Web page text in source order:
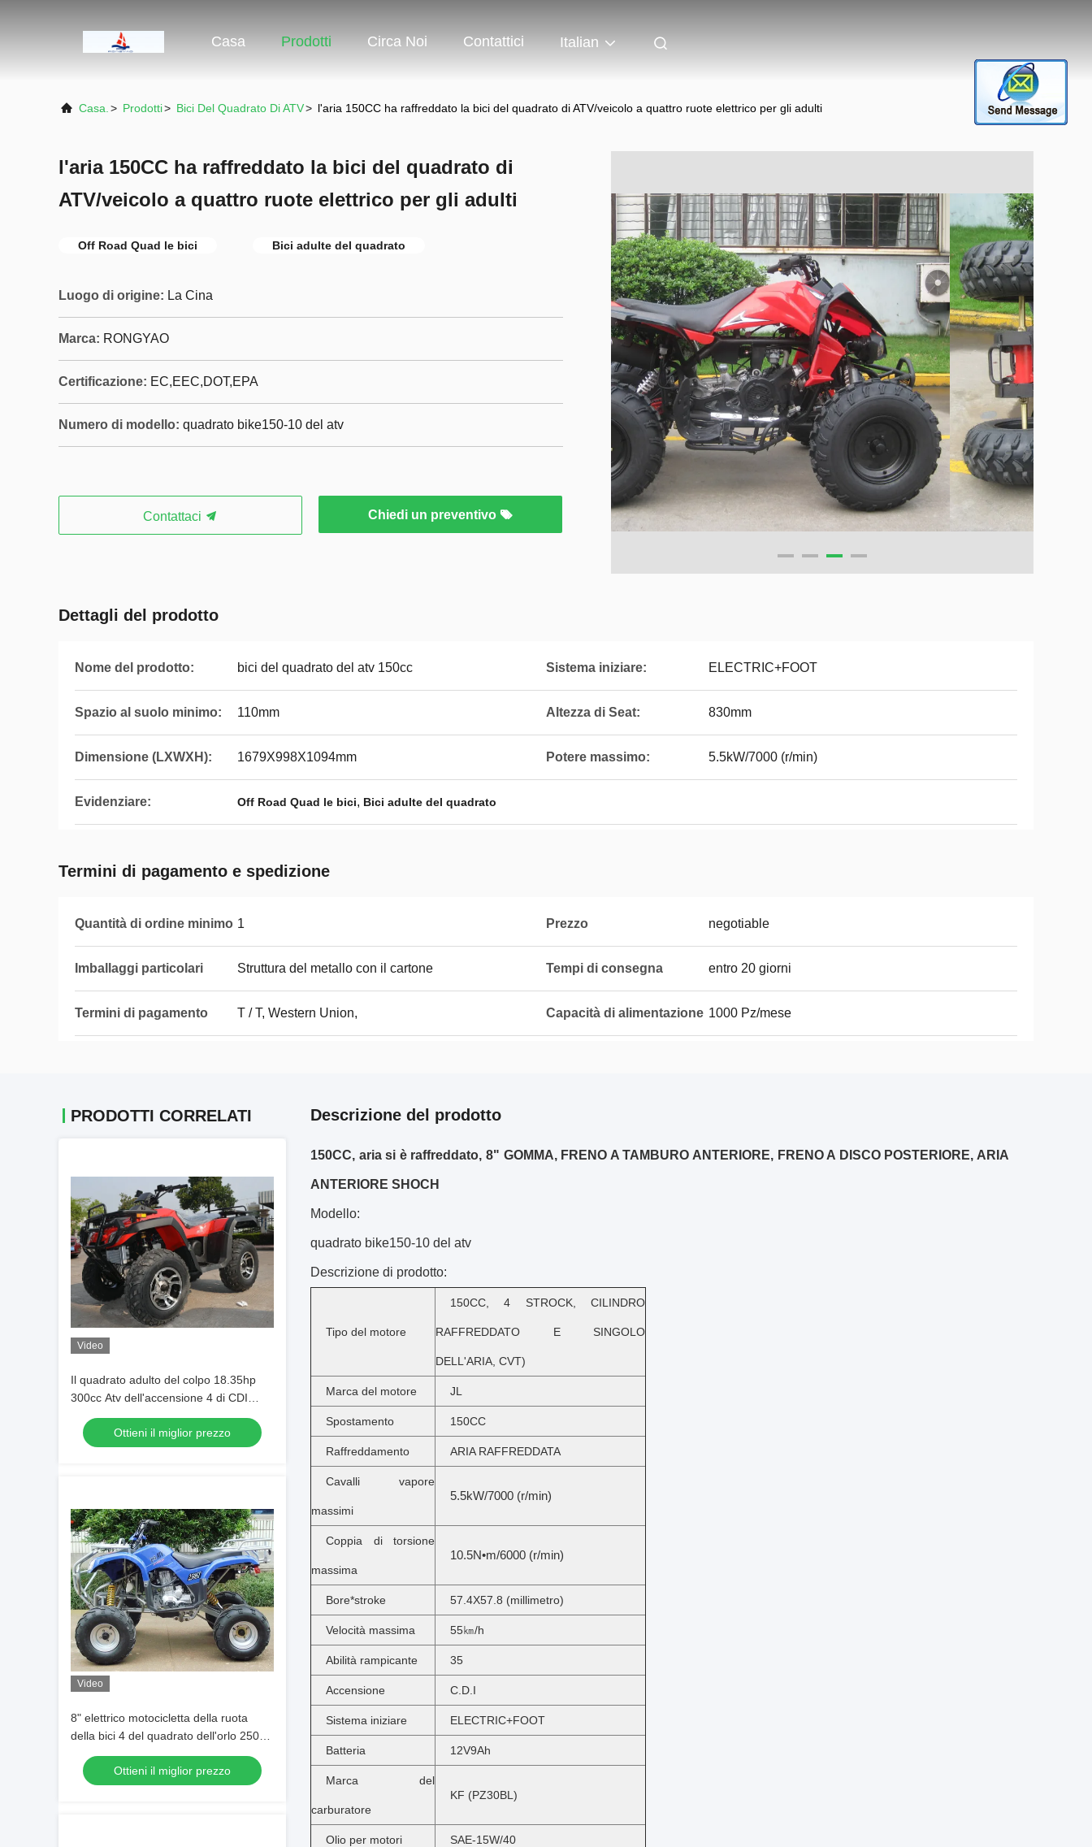
Casa Prodotti Circa Noi Contattici Italian
Casa. > Prodotti> Bici Del Quadrato Di ATV> l'aria 150CC ha raffreddato la bici del quadrato di ATV/veicolo a quattro ruote elettrico per gli adulti
l'aria 150CC ha raffreddato la bici del quadrato di
ATV/veicolo a quattro ruote elettrico per gli adulti
Off Road Quad le bici Bici adulte del quadrato
Luogo di origine: La Cina
Marca: RONGYAO
Certificazione: EC,EEC,DOT,EPA
Numero di modello: quadrato bike150-10 del atv
Contattaci Chiedi un preventivo
Dettagli del prodotto
Nome del prodotto: bici del quadrato del atv 150cc Sistema iniziare: ELECTRIC+FOOT
Spazio al suolo minimo: 110mm Altezza di Seat: 830mm
Dimensione (LXWXH): 1679X998X1094mm Potere massimo: 5.5kW/7000 (r/min)
Evidenziare: Off Road Quad le bici, Bici adulte del quadrato
Termini di pagamento e spedizione
Quantità di ordine minimo 1 Prezzo negotiable
Imballaggi particolari Struttura del metallo con il cartone Tempi di consegna entro 20 giorni
Termini di pagamento T / T, Western Union, Capacità di alimentazione 1000 Pz/mese
PRODOTTI CORRELATI
Video
Il quadrato adulto del colpo 18.35hp
300cc Atv dell'accensione 4 di CDI
Bikes 4x4 65km/H
Ottieni il miglior prezzo
Video
8" elettrico motocicletta della ruota
della bici 4 del quadrato dell'orlo 250cc
ATV con la frizione manuale
Ottieni il miglior prezzo
Descrizione del prodotto
150CC, aria si è raffreddato, 8" GOMMA, FRENO A TAMBURO ANTERIORE, FRENO A DISCO POSTERIORE, ARIA
ANTERIORE SHOCH
Modello:
quadrato bike150-10 del atv
Descrizione di prodotto:
Tipo del motore
150CC, 4 STROCK, CILINDRO
RAFFREDDATO E SINGOLO
DELL'ARIA, CVT)
Marca del motore JL
Spostamento 150CC
Raffreddamento ARIA RAFFREDDATA
Cavalli vapore
massimi
5.5kW/7000 (r/min)
Coppia di torsione
massima
10.5N•m/6000 (r/min)
Bore*stroke 57.4X57.8 (millimetro)
Velocità massima 55㎞/h
Abilità rampicante 35
Accensione C.D.I
Sistema iniziare ELECTRIC+FOOT
Batteria 12V9Ah
Marca del
carburatore
KF (PZ30BL)
Olio per motori SAE-15W/40